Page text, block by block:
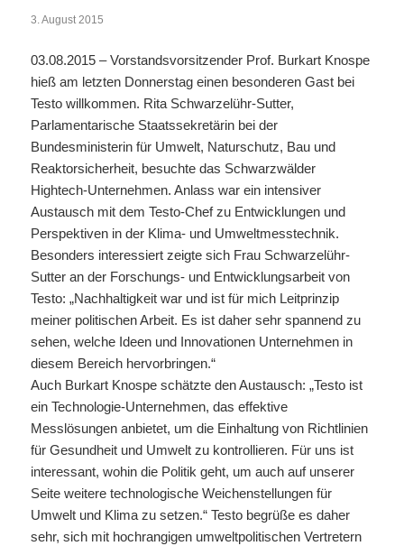
3. August 2015
03.08.2015 – Vorstandsvorsitzender Prof. Burkart Knospe
hieß am letzten Donnerstag einen besonderen Gast bei
Testo willkommen. Rita Schwarzelühr-Sutter,
Parlamentarische Staatssekretärin bei der
Bundesministerin für Umwelt, Naturschutz, Bau und
Reaktorsicherheit, besuchte das Schwarzwälder
Hightech-Unternehmen. Anlass war ein intensiver
Austausch mit dem Testo-Chef zu Entwicklungen und
Perspektiven in der Klima- und Umweltmesstechnik.
Besonders interessiert zeigte sich Frau Schwarzelühr-
Sutter an der Forschungs- und Entwicklungsarbeit von
Testo: „Nachhaltigkeit war und ist für mich Leitprinzip
meiner politischen Arbeit. Es ist daher sehr spannend zu
sehen, welche Ideen und Innovationen Unternehmen in
diesem Bereich hervorbringen.“
Auch Burkart Knospe schätzte den Austausch: „Testo ist
ein Technologie-Unternehmen, das effektive
Messlösungen anbietet, um die Einhaltung von Richtlinien
für Gesundheit und Umwelt zu kontrollieren. Für uns ist
interessant, wohin die Politik geht, um auch auf unserer
Seite weitere technologische Weichenstellungen für
Umwelt und Klima zu setzen.“ Testo begrüße es daher
sehr, sich mit hochrangigen umweltpolitischen Vertretern